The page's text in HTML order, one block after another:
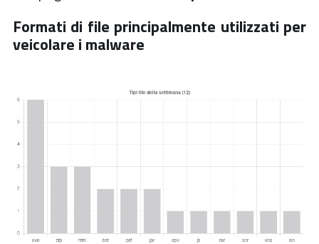
Formati di file principalmente utilizzati per
veicolare i malware